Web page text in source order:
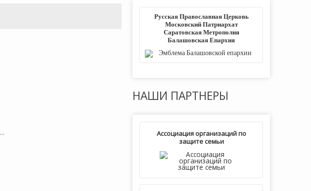
Русская Православная Церковь
Московский Патриархат
Саратовская Метрополия
Балашовская Епархия
НАШИ ПАРТНЕРЫ
Ассоциация организаций по
защите семьи